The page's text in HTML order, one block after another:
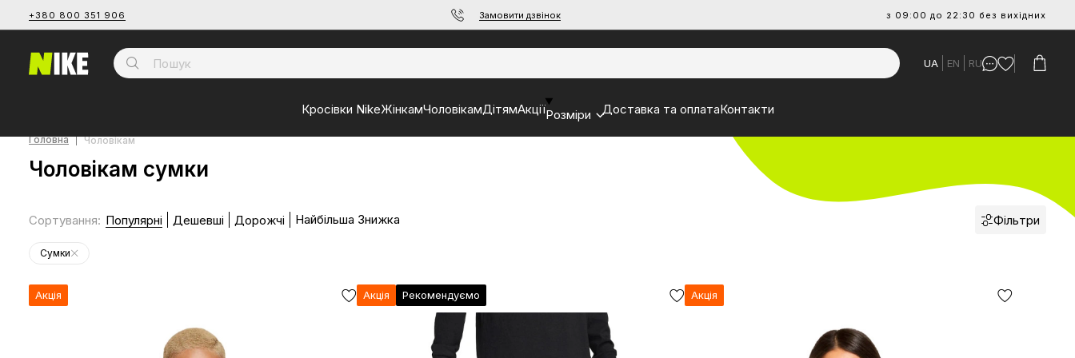
+380 800 351 906 Замовити дзвінок з 09:00 до 22:30 без вихідних
UA EN RU
Кросівки NikeЖінкамЧоловікамДітямАкціїРозміри Доставка та оплатаКонтакти
Головна Чоловікам
Чоловікам сумки
Сортування: Популярні Дешевші Дорожчі Найбільша Знижка Фільтри
Сумки
Акція Акція Рекомендуємо Акція